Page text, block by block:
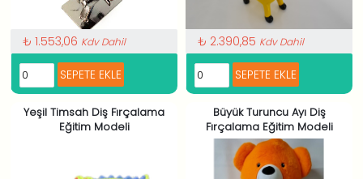
₺ 1.553,06 Kdv Dahil ₺ 2.390,85 Kdv Dahil
Yeşil Timsah Diş Fırçalama
Eğitim Modeli
Büyük Turuncu Ayı Diş
Fırçalama Eğitim Modeli